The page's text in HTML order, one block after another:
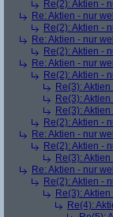
Re(2): Aktien -
Re: Aktien - nur
Re(2): Aktien -
Re: Aktien - nur
Re(2): Aktien -
Re: Aktien - nur
Re(2): Aktien -
Re(3):
Re(3):
Re(3):
Re(2): Aktien -
Re: Aktien - nur
Re(2): Aktien -
Re(3):
Re: Aktien - nur
Re(2): Aktien -
Re(3):
Re(4):